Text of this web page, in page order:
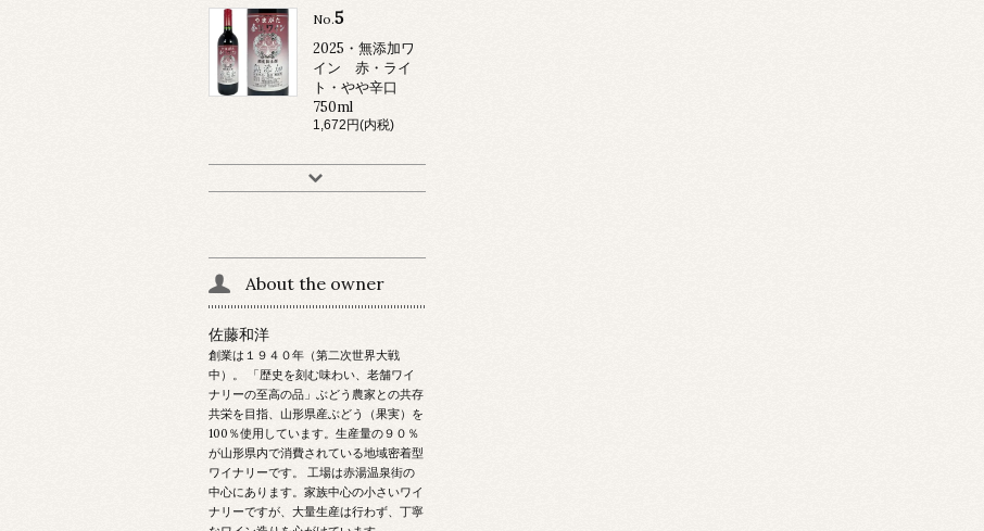
No.5
2025・無添加ワ
イン 赤・ライ
ト・やや辛口
750ml
1,672円(内税)
About the owner
佐藤和洋
創業は１９４０年（第二次世界大戦
中）。 「歴史を刻む味わい、老舗ワイ
ナリーの至高の品」ぶどう農家との共存
共栄を目指、山形県産ぶどう（果実）を
100％使用しています。生産量の９０％
が山形県内で消費されている地域密着型
ワイナリーです。 工場は赤湯温泉街の
中心にあります。家族中心の小さいワイ
ナリーですが、大量生産は行わず、丁寧